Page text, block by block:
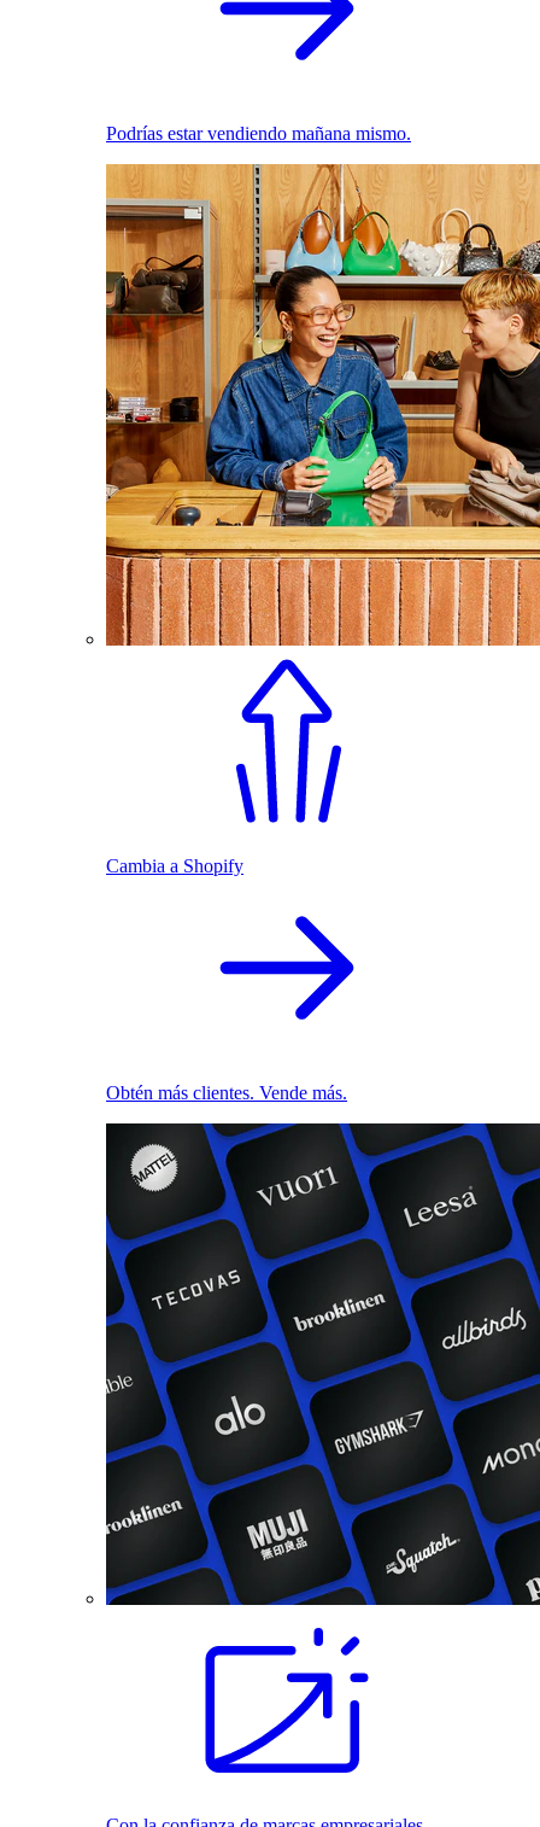
Podrías estar vendiendo mañana mismo.
Cambia a Shopify
Obtén más clientes. Vende más.